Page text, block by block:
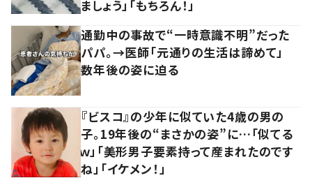
ましょう」「もちろん！」
通勤中の事故で“一時意識不明”だった
パパ。→医師「元通りの生活は諦めて」
数年後の姿に迫る
『ビスコ』の少年に似ていた4歳の男の
子。19年後の“まさかの姿”に…「似てる
ｗ」「美形男子要素持って産まれたのです
ね」「イケメン！」